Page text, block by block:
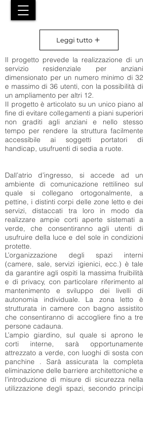
Leggi tutto
Il progetto prevede la realizzazione di un
servizio residenziale per anziani
dimensionato per un numero minimo di 32
e massimo di 36 utenti, con la possibilità di
un ampliamento per altri 12.
II progetto è articolato su un unico piano al
fine di evitare collegamenti a piani superiori
non graditi agli anziani e nello stesso
tempo per rendere la struttura facilmente
accessibile ai soggetti portatori di
handicap, usufruenti di sedia a ruote.
Dall’atrio d’ingresso, si accede ad un
ambiente di comunicazione rettilineo sul
quale si collegano ortogonalmente, a
pettine, i distinti corpi delle zone letto e dei
servizi, distaccati tra loro in modo da
realizzare ampie corti aperte sistemati a
verde, che consentiranno agli utenti di
usufruire della luce e del sole in condizioni
protette.
L’organizzazione degli spazi interni
(camere, sale, servizi igienici, ecc.) è tale
da garantire agli ospiti la massima fruibilità
e di privacy, con particolare riferimento al
mantenimento e sviluppo dei livelli di
autonomia individuale. La zona letto è
strutturata in camere con bagno assistito
che consentiranno di accogliere fino a tre
persone cadauna.
L’ampio giardino, sul quale si aprono le
corti interne, sarà opportunamente
attrezzato a verde, con luoghi di sosta con
panchine . Sarà assicurata la completa
eliminazione delle barriere architettoniche e
l'introduzione di misure di sicurezza nella
utilizzazione degli spazi, secondo principi